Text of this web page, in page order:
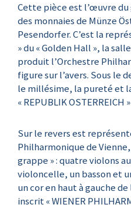
Cette pièce est l’œuvre
des monnaies de Münze
Pesendorfer. C’est la
» du « Golden Hall », la
produit l’Orchestre
figure sur l’avers. Sous le
le millésime, la pureté et
« REPUBLIK
Sur le revers est
Philharmonique de
grappe » : quatre violons
violoncelle, un basson et
un cor en haut à gauche
inscrit « WIENER